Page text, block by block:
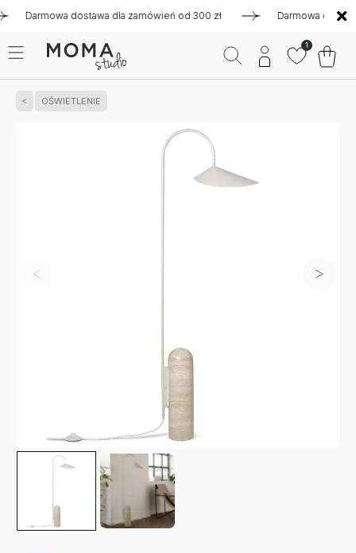
dostawa dla zamówień od 300 zł Darmowa dostawa
1
OŚWIETLENIE